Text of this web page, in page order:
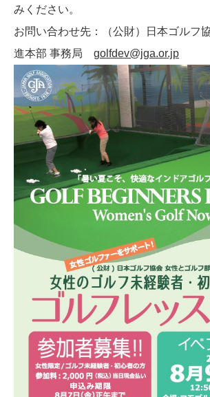
みください。
お問い合わせ先：（公財）日本ゴルフ
進本部 事務局 golfdev@jga.or.jp